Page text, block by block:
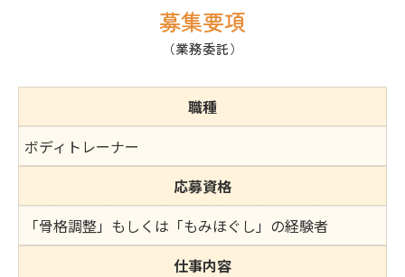
募集要項
（業務委託）
職種
ボディトレーナー
応募資格
「骨格調整」もしくは「もみほぐし」の経験者
仕事内容